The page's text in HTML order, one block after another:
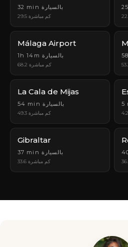
32 min بالسيارة
29.5 كم مباشرة
Málaga Airport
1h 14m بالسيارة
68.2 كم مباشرة
La Cala de Mijas
54 min بالسيارة
49.3 كم مباشرة
Gibraltar
37 min بالسيارة
33.6 كم مباشرة